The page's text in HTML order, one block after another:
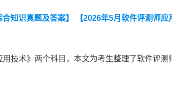
知识真题及答案】 【2026年5月软件评测师应
技术》两个科目，本文为考生整理了软件评